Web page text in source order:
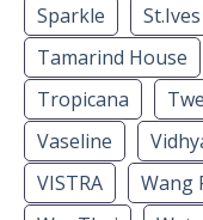
Sparkle
St.Ives
Tamarind House
Tropicana
Vaseline
VISTRA
Wang